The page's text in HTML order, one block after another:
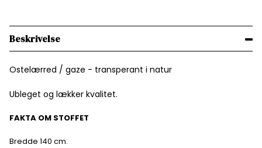
Beskrivelse
Ostelærred / gaze - transperant i natur
Ubleget og lækker kvalitet.
FAKTA OM STOFFET
Bredde 140 cm.